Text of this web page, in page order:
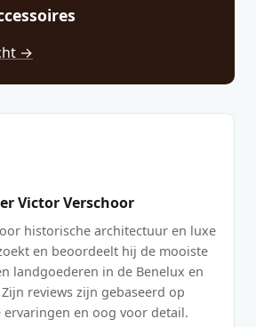
→
Victor Verschoor
historische architectuur en luxe
en beoordeelt hij de mooiste
landgoederen in de Benelux en
reviews zijn gebaseerd op
en oog voor detail.